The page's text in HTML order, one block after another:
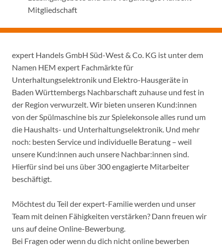
Mitgliedschaft
expert Handels GmbH Süd-West & Co. KG ist unter dem
Namen HEM expert Fachmärkte für
Unterhaltungselektronik und Elektro-Hausgeräte in
Baden Württembergs Nachbarschaft zuhause und fest in
der Region verwurzelt. Wir bieten unseren Kund:innen
von der Spülmaschine bis zur Spielekonsole alles rund um
die Haushalts- und Unterhaltungselektronik. Und mehr
noch: besten Service und individuelle Beratung – weil
unsere Kund:innen auch unsere Nachbar:innen sind.
Hierfür sind bei uns über 300 engagierte Mitarbeiter
beschäftigt.
Möchtest du Teil der expert-Familie werden und unser
Team mit deinen Fähigkeiten verstärken? Dann freuen wir
uns auf deine Online-Bewerbung.
Bei Fragen oder wenn du dich nicht online bewerben